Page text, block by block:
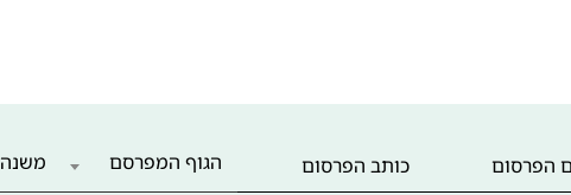
הגוף המפרסם משנה